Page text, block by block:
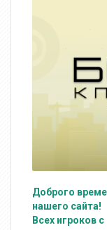
Доброго
нашего сайта!
Всех игроков